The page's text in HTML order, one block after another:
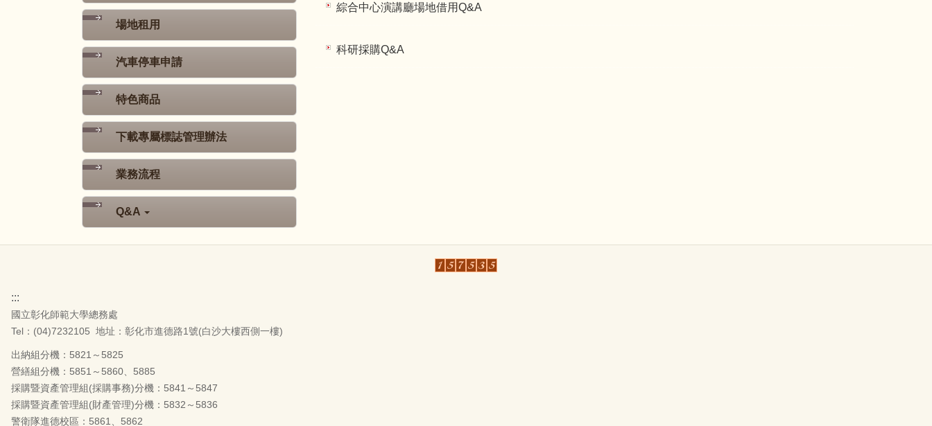
場地租用
汽車停車申請
特色商品
下載專屬標誌管理辦法
業務流程
Q&A
綜合中心演講廳場地借用Q&A
科研採購Q&A
:::
國立彰化師範大學總務處
Tel：(04)7232105 地址：彰化市進德路1號(白沙大樓西側一樓)
出納組分機：5821～5825
營繕組分機：5851～5860、5885
採購暨資產管理組(採購事務)分機：5841～5847
採購暨資產管理組(財產管理)分機：5832～5836
警衛隊進德校區：5861、5862